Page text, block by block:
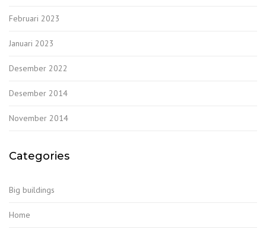
Februari 2023
Januari 2023
Desember 2022
Desember 2014
November 2014
Categories
Big buildings
Home